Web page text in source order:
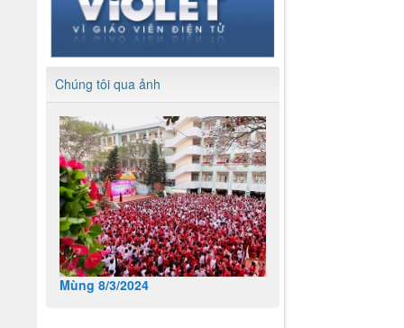
Chúng tôi qua ảnh
Mùng 8/3/2024